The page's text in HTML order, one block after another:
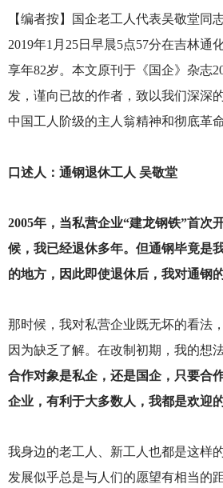
【编者按】国企老工人代表吴敬堂同
2019年1月25日早晨5点57分在吉林通
享年82岁。本文原刊于《国企》杂志
发，谨向已故的作者，致以我们深深
中国工人阶级的主人翁精神和彻底革
口述人：通钢退休工人 吴敬堂
2005年，当私营企业“建龙钢铁”首次
候，我已经退休多年。但通钢毕竟是
的地方，因此即使退休后，我对通钢
那时候，我对私营企业既无坏的看法
因为缺乏了解。在改制初期，我的想
合作对象是私企，还是国企，只要合
企业，有利于大多数人，我都是欢迎
我身边的老工人、新工人也都是这样
发展似乎总是与人们的愿望有相当的距